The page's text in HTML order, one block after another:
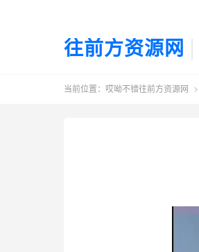
往前方资源网
当前位置： 哎呦不错往前方资源网 